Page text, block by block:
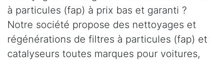
à particules (fap) à prix bas et garanti ?
Notre société propose des nettoyages et
régénérations de filtres à particules (fap) et
catalyseurs toutes marques pour voitures,